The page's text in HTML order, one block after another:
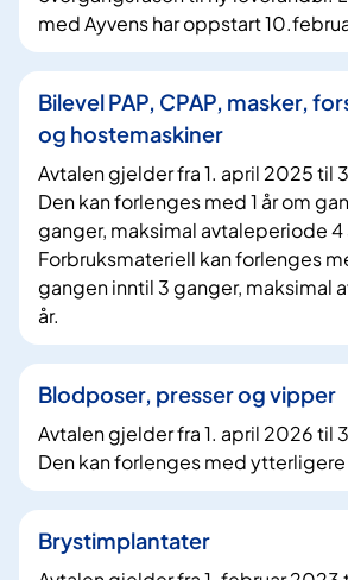
med Ayvens har oppstart
Bilevel PAP, CPAP, masker,
og hostemaskiner
Avtalen gjelder fra 1. april 2025 til
Den kan forlenges med 1 år om
ganger, maksimal avtaleperiode 4
Forbruksmateriell kan forlenges
gangen inntil 3 ganger, maksimal
år.
Blodposer, presser og vipper
Avtalen gjelder fra 1. april 2026 til
Den kan forlenges med ytterligere
Brystimplantater